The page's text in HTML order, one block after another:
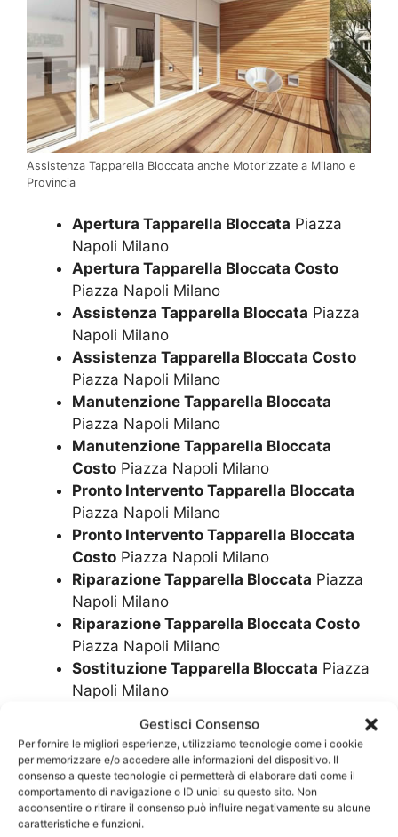
Gestisci Consenso
Per fornire le migliori esperienze, utilizziamo tecnologie come i cookie
per memorizzare e/o accedere alle informazioni del dispositivo. Il
consenso a queste tecnologie ci permetterà di elaborare dati come il
comportamento di navigazione o ID unici su questo sito. Non
acconsentire o ritirare il consenso può influire negativamente su alcune
caratteristiche e funzioni.
Assistenza Tapparella Bloccata anche Motorizzate a Milano e
Provincia
Apertura Tapparella Bloccata Piazza
Napoli Milano
Apertura Tapparella Bloccata Costo
Piazza Napoli Milano
Assistenza Tapparella Bloccata Piazza
Napoli Milano
Assistenza Tapparella Bloccata Costo
Piazza Napoli Milano
Manutenzione Tapparella Bloccata
Piazza Napoli Milano
Manutenzione Tapparella Bloccata
Costo Piazza Napoli Milano
Pronto Intervento Tapparella Bloccata
Piazza Napoli Milano
Pronto Intervento Tapparella Bloccata
Costo Piazza Napoli Milano
Riparazione Tapparella Bloccata Piazza
Napoli Milano
Riparazione Tapparella Bloccata Costo
Piazza Napoli Milano
Sostituzione Tapparella Bloccata Piazza
Napoli Milano
Piazza Napoli Milano
Cambiare Tapparella BloccataPiazza
Napoli Milano
Cambiare Tapparella Bloccata Costo
Piazza Napoli Milano